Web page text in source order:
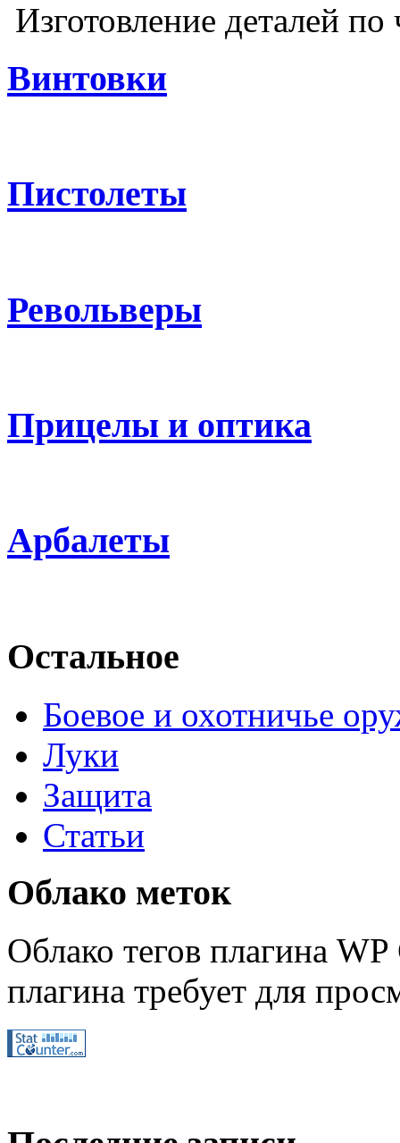
Изготовление деталей
Винтовки
Пистолеты
Револьверы
Прицелы и оптика
Арбалеты
Остальное
Боевое и охотничье
Луки
Защита
Статьи
Облако меток
Облако тегов плагина
плагина требует для